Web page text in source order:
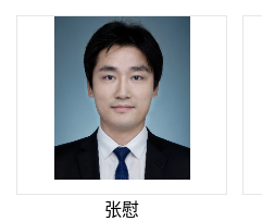
张慰